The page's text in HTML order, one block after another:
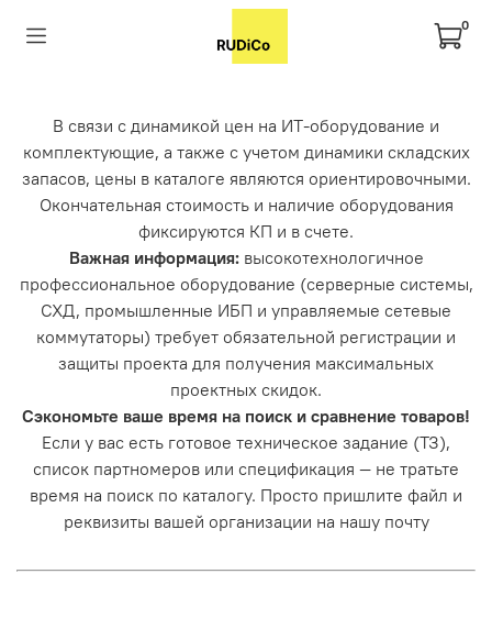
0
В связи с динамикой цен на ИТ-оборудование и
комплектующие, а также с учетом динамики складских
запасов, цены в каталоге являются ориентировочными.
Окончательная стоимость и наличие оборудования
фиксируются КП и в счете.
Важная информация: высокотехнологичное
профессиональное оборудование (серверные системы,
СХД, промышленные ИБП и управляемые сетевые
коммутаторы) требует обязательной регистрации и
защиты проекта для получения максимальных
проектных скидок.
Сэкономьте ваше время на поиск и сравнение товаров!
Если у вас есть готовое техническое задание (ТЗ),
список партномеров или спецификация — не тратьте
время на поиск по каталогу. Просто пришлите файл и
реквизиты вашей организации на нашу почту